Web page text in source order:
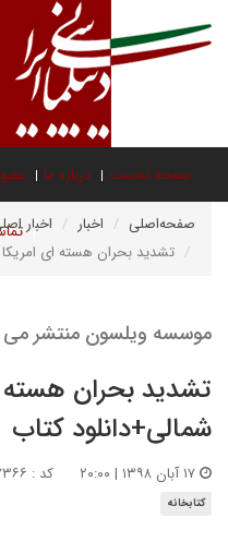
صفحه نخست درباره ما
صفحه‌اصلی اخبار
اخبار
تشدید بحران هسته ای امریکا
موسسه ویلسون منتشر می
تشدید بحران هسته
شمالی+دانلود کتاب
کد : ۱۹۸۷۳۶۶
کتابخانه